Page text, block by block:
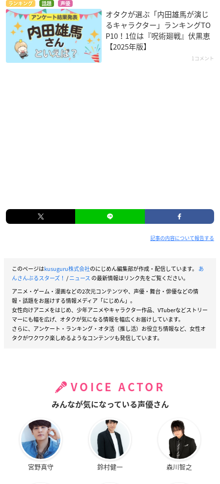
ランキング 話題 声優
オタクが選ぶ「内田雄馬が演じ
るキャラクター」ランキングTO
P10！1位は『呪術廻戦』伏黒恵
【2025年版】
1コメント
記事の内容について報告する
このページはkusuguru株式会社のにじめん編集部が作成・配信しています。 あ
んさんぶるスターズ！ /ニュース の最新情報はリンク先をご覧ください。
アニメ・ゲーム・漫画などの2次元コンテンツや、声優・舞台・俳優などの情
報・話題をお届けする情報メディア「にじめん」。
女性向けアニメをはじめ、少年アニメやキャラクター作品、VTuberなどストリー
マーにも幅を広げ、オタクが気になる情報を幅広くお届けしています。
さらに、アンケート・ランキング・オタ活（推し活）お役立ち情報など、女性オ
タクがワクワク楽しめるようなコンテンツも発信しています。
VOICE ACTOR
みんなが気になっている声優さん
宮野真守 鈴村健一 森川智之